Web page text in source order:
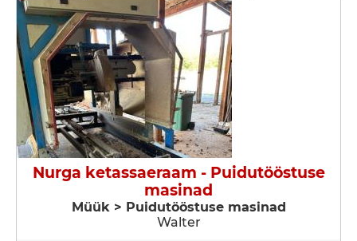
Nurga ketassaeraam - Puidutööstuse
masinad
Müük > Puidutööstuse masinad
Walter